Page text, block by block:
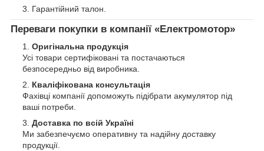
Гарантійний талон.
Переваги покупки в компанії «Електромотор»
Оригінальна продукція
Усі товари сертифіковані та постачаються
безпосередньо від виробника.
Кваліфікована консультація
Фахівці компанії допоможуть підібрати акумулятор під
ваші потреби.
Доставка по всій Україні
Ми забезпечуємо оперативну та надійну доставку
продукції.